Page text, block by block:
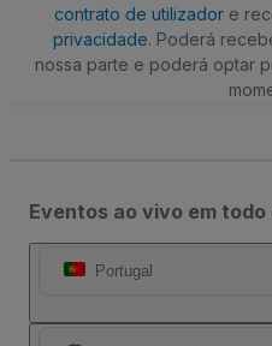
contrato de utilizadore
privacidade. Poderá
nossa parte e poderá optar
Eventos ao vivo em todo
Portugal